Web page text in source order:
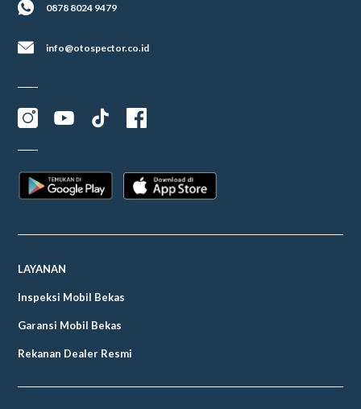
0878 8024 9479
info@otospector.co.id
LAYANAN
Inspeksi Mobil Bekas
Garansi Mobil Bekas
Rekanan Dealer Resmi